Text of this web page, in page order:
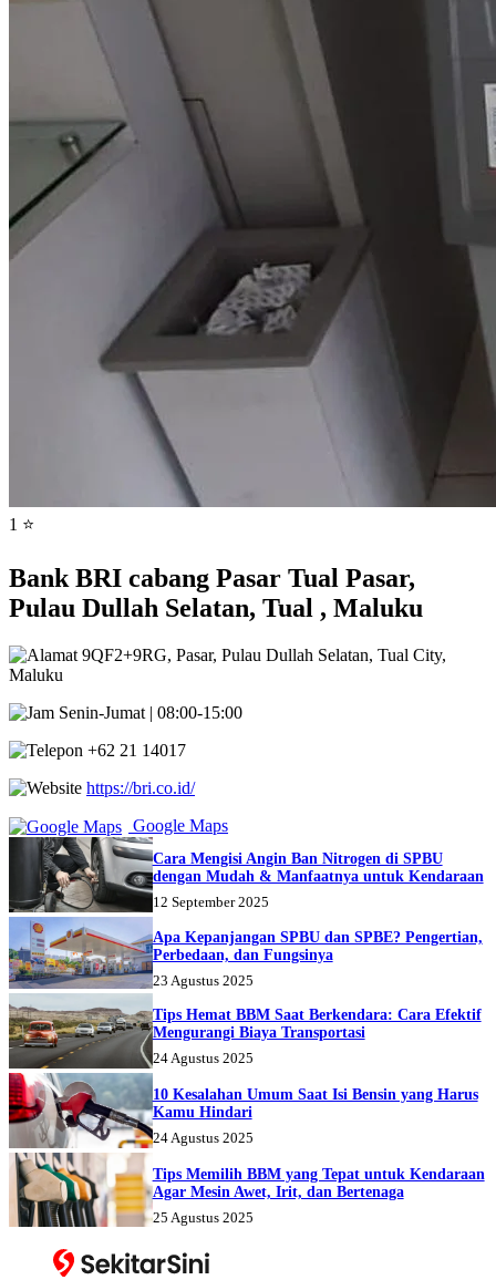
1 ⭐
Bank BRI cabang Pasar Tual Pasar,
Pulau Dullah Selatan, Tual , Maluku
9QF2+9RG, Pasar, Pulau Dullah Selatan, Tual City,
Maluku
Senin-Jumat | 08:00-15:00
+62 21 14017
https://bri.co.id/
Google Maps
Cara Mengisi Angin Ban Nitrogen di SPBU
dengan Mudah & Manfaatnya untuk Kendaraan
12 September 2025
Apa Kepanjangan SPBU dan SPBE? Pengertian,
Perbedaan, dan Fungsinya
23 Agustus 2025
Tips Hemat BBM Saat Berkendara: Cara Efektif
Mengurangi Biaya Transportasi
24 Agustus 2025
10 Kesalahan Umum Saat Isi Bensin yang Harus
Kamu Hindari
24 Agustus 2025
Tips Memilih BBM yang Tepat untuk Kendaraan
Agar Mesin Awet, Irit, dan Bertenaga
25 Agustus 2025